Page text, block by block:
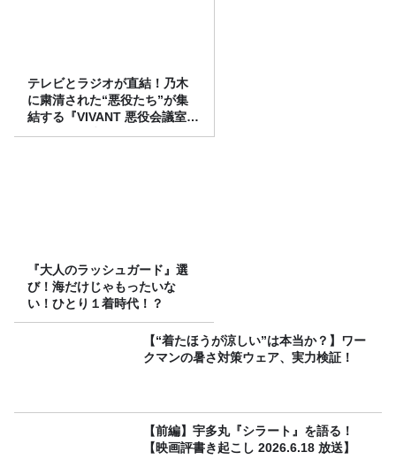
テレビとラジオが直結！乃木
に粛清された“悪役たち”が集
結する『VIVANT 悪役会議室』
7/26(日)23時スタート！
『大人のラッシュガード』選
び！海だけじゃもったいな
い！ひとり１着時代！？
【“着たほうが涼しい”は本当か？】ワー
クマンの暑さ対策ウェア、実力検証！
【前編】宇多丸『シラート』を語る！
【映画評書き起こし 2026.6.18 放送】